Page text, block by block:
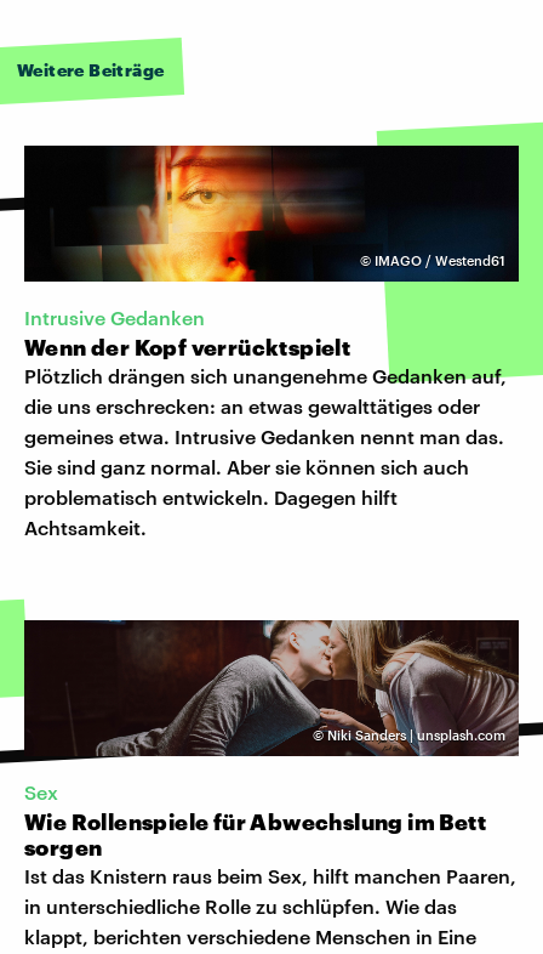
Weitere Beiträge
©IMAGO / Westend61
Intrusive Gedanken
Wenn der Kopf verrücktspielt
Plötzlich drängen sich unangenehme Gedanken auf,
die uns erschrecken: an etwas gewalttätiges oder
gemeines etwa. Intrusive Gedanken nennt man das.
Sie sind ganz normal. Aber sie können sich auch
problematisch entwickeln. Dagegen hilft
Achtsamkeit.
©Niki Sanders | unsplash.com
Sex
Wie Rollenspiele für Abwechslung im Bett
sorgen
Ist das Knistern raus beim Sex, hilft manchen Paaren,
in unterschiedliche Rolle zu schlüpfen. Wie das
klappt, berichten verschiedene Menschen in Eine